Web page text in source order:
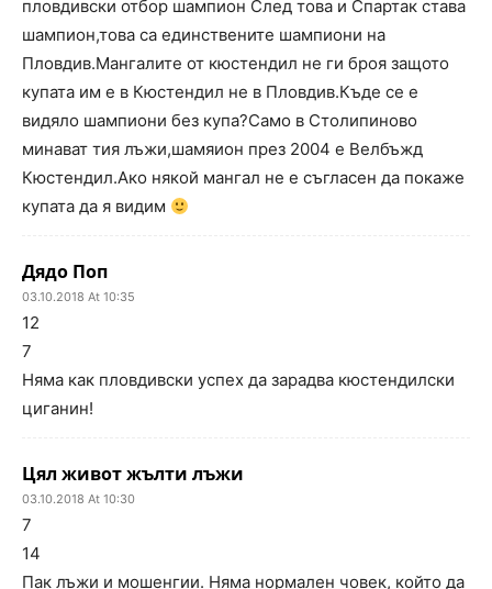
пловдивски отбор шампион След това и Спартак става
шампион,това са единствените шампиони на
Пловдив.Мангалите от кюстендил не ги броя защото
купата им е в Кюстендил не в Пловдив.Къде се е
видяло шампиони без купа?Само в Столипиново
минават тия лъжи,шамяион през 2004 е Велбъжд
Кюстендил.Ако някой мангал не е съгласен да покаже
купата да я видим
Дядо Поп
03.10.2018 At 10:35
12
7
Няма как пловдивски успех да зарадва кюстендилски
циганин!
Цял живот жълти лъжи
03.10.2018 At 10:30
7
14
Пак лъжи и мошенгии. Няма нормален човек, който да